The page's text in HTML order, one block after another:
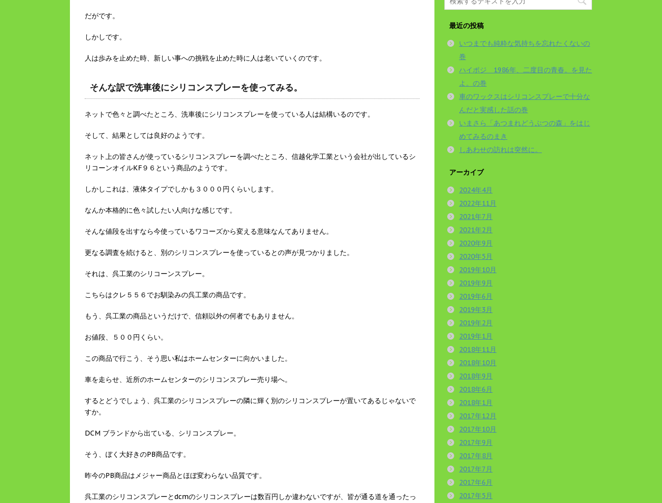
だがです。
しかしです。
人は歩みを止めた時、新しい事への挑戦を止めた時に人は老いていくのです。
そんな訳で洗車後にシリコンスプレーを使ってみる。
ネットで色々と調べたところ、洗車後にシリコンスプレーを使っている人は結構いるのです。
そして、結果としては良好のようです。
ネット上の皆さんが使っているシリコンスプレーを調べたところ、信越化学工業という会社が出しているシ
リコーンオイルKF９６という商品のようです。
しかしこれは、液体タイプでしかも３０００円くらいします。
なんか本格的に色々試したい人向けな感じです。
そんな値段を出すなら今使っているワコーズから変える意味なんてありません。
更なる調査を続けると、別のシリコンスプレーを使っているとの声が見つかりました。
それは、呉工業のシリコーンスプレー。
こちらはクレ５５６でお馴染みの呉工業の商品です。
もう、呉工業の商品というだけで、信頼以外の何者でもありません。
お値段、５００円くらい。
この商品で行こう、そう思い私はホームセンターに向かいました。
車を走らせ、近所のホームセンターのシリコンスプレー売り場へ。
するとどうでしょう、呉工業のシリコンスプレーの隣に輝く別のシリコンスプレーが置いてあるじゃないで
すか。
DCM ブランドから出ている、シリコンスプレー。
そう、ぼく大好きのPB商品です。
昨今のPB商品はメジャー商品とほぼ変わらない品質です。
呉工業のシリコンスプレーとdcmのシリコンスプレーは数百円しか違わないですが、皆が通る道を通ったっ
最近の投稿
いつまでも純粋な気持ちを忘れたくないの
巻
ハイポジ 1986年、二度目の青春。を見た
よ。の巻
車のワックスはシリコンスプレーで十分な
んだと実感した話の巻
いまさら「あつまれどうぶつの森」をはじ
めてみるのまき
しあわせの訪れは突然に。
アーカイブ
2024年4月
2022年11月
2021年7月
2021年2月
2020年9月
2020年5月
2019年10月
2019年9月
2019年6月
2019年3月
2019年2月
2019年1月
2018年11月
2018年10月
2018年9月
2018年6月
2018年1月
2017年12月
2017年10月
2017年9月
2017年8月
2017年7月
2017年6月
2017年5月